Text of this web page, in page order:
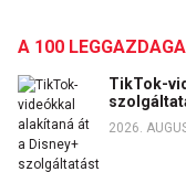
A 100
TikTok-
2026.